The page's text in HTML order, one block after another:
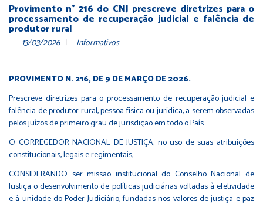
Provimento n° 216 do CNJ prescreve diretrizes para o
processamento de recuperação judicial e falência de
produtor rural
13/03/2026 Informativos
PROVIMENTO N. 216, DE 9 DE MARÇO DE 2026.
Prescreve diretrizes para o processamento de recuperação judicial e
falência de produtor rural, pessoa física ou jurídica, a serem observadas
pelos juízos de primeiro grau de jurisdição em todo o País.
O CORREGEDOR NACIONAL DE JUSTIÇA, no uso de suas atribuições
constitucionais, legais e regimentais;
CONSIDERANDO ser missão institucional do Conselho Nacional de
Justiça o desenvolvimento de políticas judiciárias voltadas à efetividade
e à unidade do Poder Judiciário, fundadas nos valores de justiça e paz